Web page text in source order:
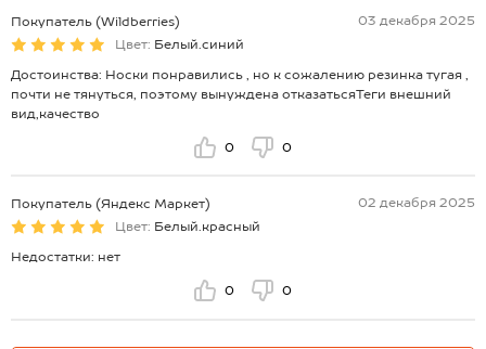
Покупатель (Wildberries)
03 декабря 2025
Цвет: Белый.синий
Достоинства: Носки понравились , но к сожалению резинка тугая ,
почти не тянуться, поэтому вынуждена отказатьсяТеги внешний
вид,качество
0 0
Покупатель (Яндекс Маркет)
02 декабря 2025
Цвет: Белый.красный
Недостатки: нет
0 0